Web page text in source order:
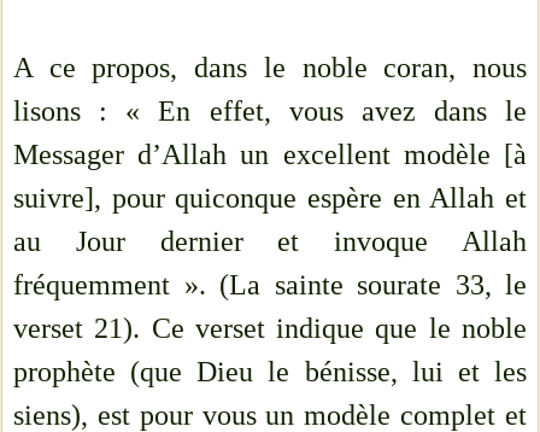
A ce propos, dans le noble coran, nous
lisons : « En effet, vous avez dans le
Messager d’Allah un excellent modèle [à
suivre], pour quiconque espère en Allah et
au Jour dernier et invoque Allah
fréquemment ». (La sainte sourate 33, le
verset 21). Ce verset indique que le noble
prophète (que Dieu le bénisse, lui et les
siens), est pour vous un modèle complet et